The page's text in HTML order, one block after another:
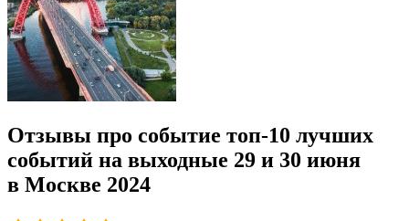
Отзывы про событие топ-10 лучших
событий на выходные 29 и 30 июня
в Москве 2024